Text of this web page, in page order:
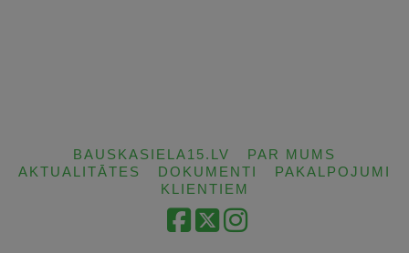
BAUSKASIELA15.LV
PAR MUMS
AKTUALITĀTES
DOKUMENTI
PAKALPOJUMI
KLIENTIEM
Facebook
X Instagram